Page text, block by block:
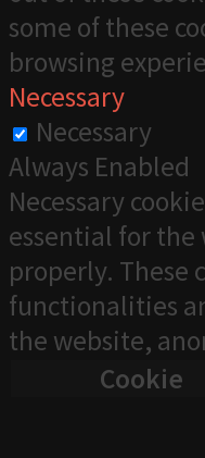
some of these
browsing
Necessary
Necessary
Always Enabled
Necessary
essential for
properly. These
functionalities
the website,
Cookie